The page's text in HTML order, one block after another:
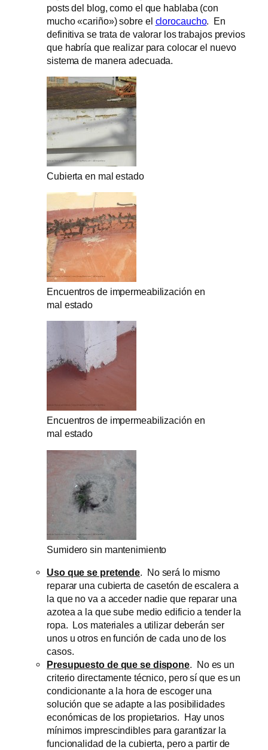
posts del blog, como el que hablaba (con
mucho «cariño») sobre el clorocaucho. En
definitiva se trata de valorar los trabajos previos
que habría que realizar para colocar el nuevo
sistema de manera adecuada.
Cubierta en mal estado
Encuentros de impermeabilización en
mal estado
Encuentros de impermeabilización en
mal estado
Sumidero sin mantenimiento
Uso que se pretende. No será lo mismo
reparar una cubierta de casetón de escalera a
la que no va a acceder nadie que reparar una
azotea a la que sube medio edificio a tender la
ropa. Los materiales a utilizar deberán ser
unos u otros en función de cada uno de los
casos.
Presupuesto de que se dispone. No es un
criterio directamente técnico, pero sí que es un
condicionante a la hora de escoger una
solución que se adapte a las posibilidades
económicas de los propietarios. Hay unos
mínimos imprescindibles para garantizar la
funcionalidad de la cubierta, pero a partir de